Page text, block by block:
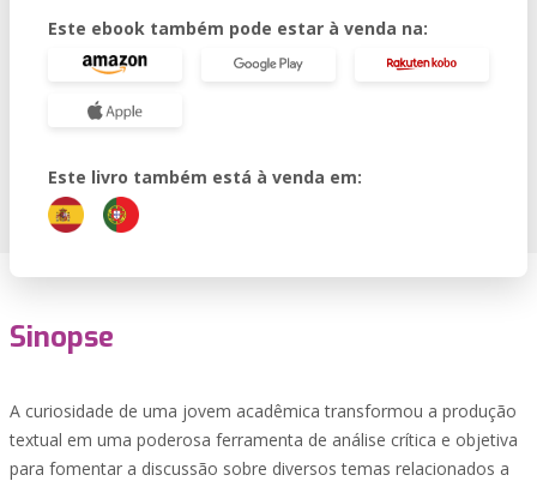
Este ebook também pode estar à venda na:
Este livro também está à venda em:
Sinopse
A curiosidade de uma jovem acadêmica transformou a produção
textual em uma poderosa ferramenta de análise crítica e objetiva
para fomentar a discussão sobre diversos temas relacionados a